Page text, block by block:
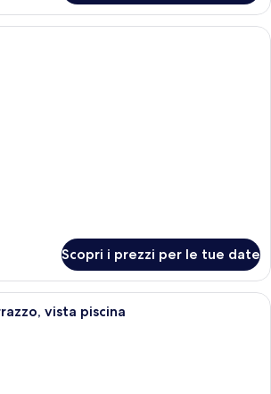
Una camera d'albergo con un letto
Scopri i prezzi per le tue date
Una moderna camera d'albergo con
vista piscina